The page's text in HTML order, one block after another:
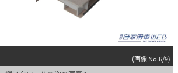
(画像 No.6/9)